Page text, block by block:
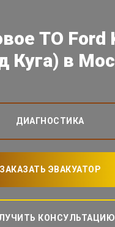
ТО Ford
Куга) в
ДИАГНОСТИКА
ЗАКАЗАТЬ ЭВАКУАТОР
КОНСУЛЬТАЦИЮ